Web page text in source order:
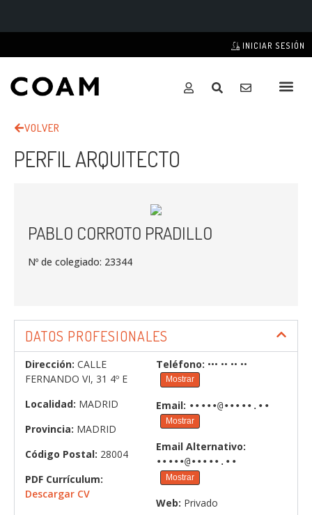
INICIAR SESIÓN
VOLVER
PERFIL ARQUITECTO
PABLO CORROTO PRADILLO
Nº de colegiado: 23344
DATOS PROFESIONALES
Dirección: CALLE
FERNANDO VI, 31 4º E
Localidad: MADRID
Provincia: MADRID
Código Postal: 28004
PDF Currículum:
Descargar CV
Teléfono: ••• •• •• ••
Mostrar
Email: •••••@•••••.••
Mostrar
Email Alternativo:
•••••@•••••.••
Mostrar
Web: Privado